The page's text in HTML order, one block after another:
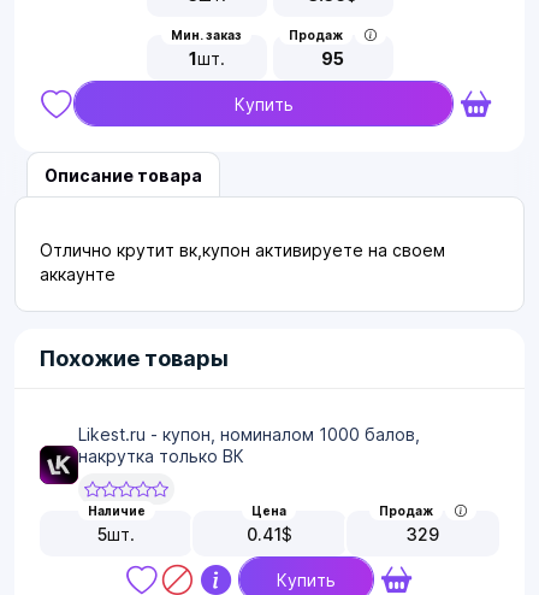
Мин. заказ
1шт.
Продаж
95
Купить
Описание товара
Отлично крутит вк,купон активируете на своем
аккаунте
Похожие товары
Likest.ru - купон, номиналом 1000 балов,
накрутка только ВК
Наличие
5шт.
Цена
0.41$
Продаж
329
Купить